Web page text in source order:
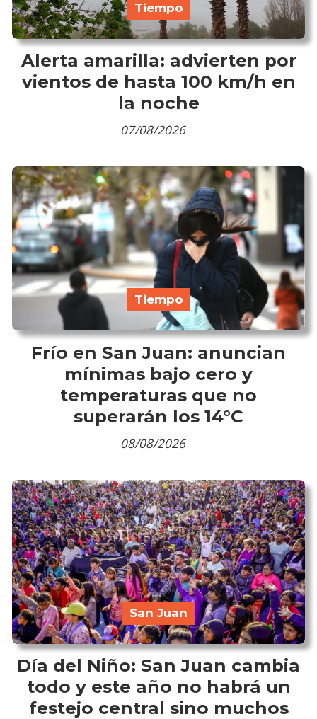
Alerta amarilla: advierten por
vientos de hasta 100 km/h en
la noche
Tiempo
07/08/2026
Frío en San Juan: anuncian
mínimas bajo cero y
temperaturas que no
superarán los 14°C
Tiempo
08/08/2026
Día del Niño: San Juan cambia
todo y este año no habrá un
festejo central sino muchos
San Juan